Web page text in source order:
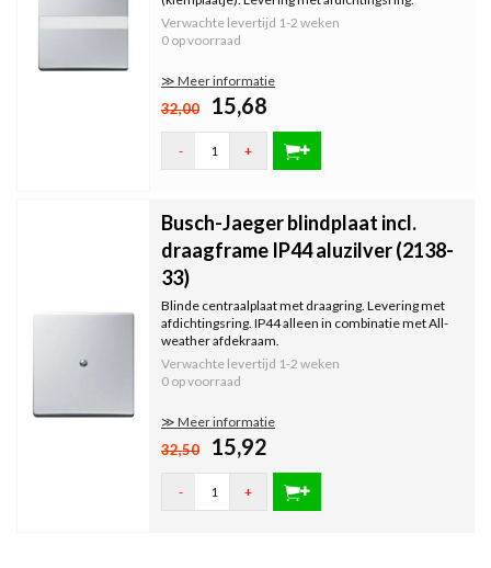
Tekstveld 66,7 x 10 mm. IP 44 alleen in combinatie
met All-weather 44 afdekraam.
Verwachte levertijd 1-2 weken
0 op voorraad
≫ Meer informatie
32,00 15,68
- +
Busch-Jaeger blindplaat incl.
draagframe IP44 aluzilver (2138-
33)
Blinde centraalplaat met draagring. Levering met
afdichtingsring. IP44 alleen in combinatie met All-
weather afdekraam.
Verwachte levertijd 1-2 weken
0 op voorraad
≫ Meer informatie
32,50 15,92
- +